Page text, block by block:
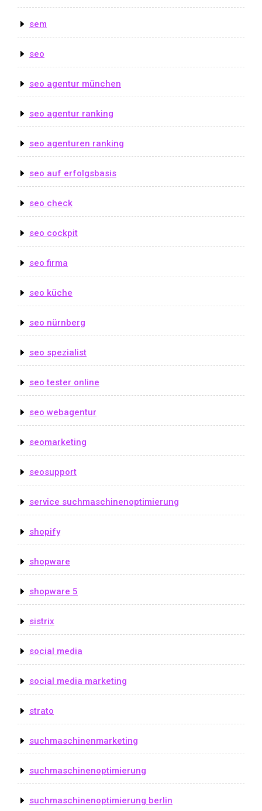
sem
seo
seo agentur münchen
seo agentur ranking
seo agenturen ranking
seo auf erfolgsbasis
seo check
seo cockpit
seo firma
seo küche
seo nürnberg
seo spezialist
seo tester online
seo webagentur
seomarketing
seosupport
service suchmaschinenoptimierung
shopify
shopware
shopware 5
sistrix
social media
social media marketing
strato
suchmaschinenmarketing
suchmaschinenoptimierung
suchmaschinenoptimierung berlin